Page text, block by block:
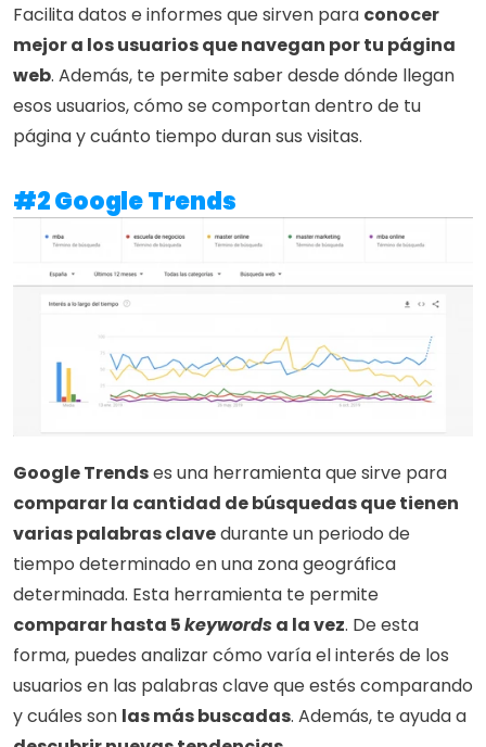
Facilita datos e informes que sirven para conocer
mejor a los usuarios que navegan por tu página
web. Además, te permite saber desde dónde llegan
esos usuarios, cómo se comportan dentro de tu
página y cuánto tiempo duran sus visitas.
#2 Google Trends
Google Trends
comparar la cantidad de búsquedas que tienen
varias palabras clave durante un periodo de
tiempo determinado en una zona geográfica
determinada. Esta herramienta te permite
comparar hasta 5 keywords a la vez. De esta
forma, puedes analizar cómo varía el interés de los
usuarios en las palabras clave que estés comparando
y cuáles son las más buscadas